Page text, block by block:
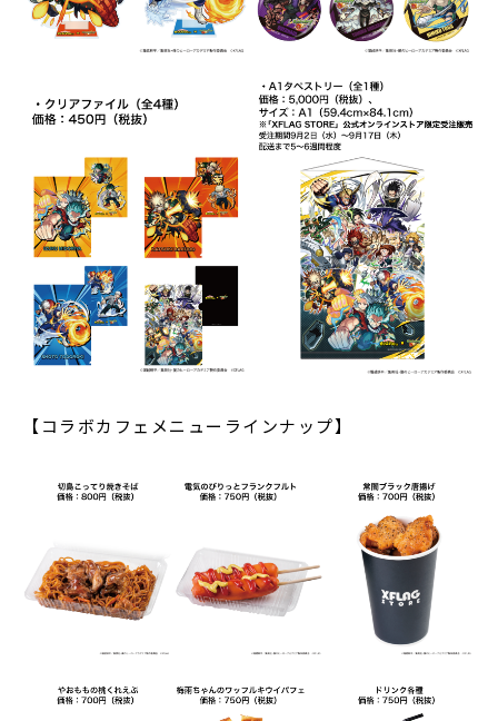
【コラボカフェメニューラインナップ】